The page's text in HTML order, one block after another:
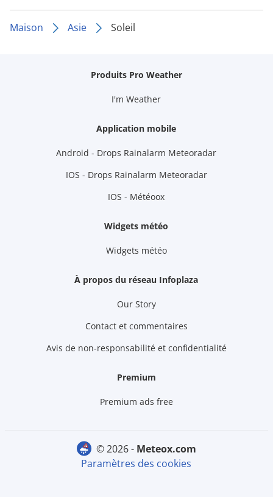
Maison Asie Soleil
Produits Pro Weather
I'm Weather
Application mobile
Android - Drops Rainalarm Meteoradar
IOS - Drops Rainalarm Meteoradar
IOS - Météoox
Widgets météo
Widgets météo
À propos du réseau Infoplaza
Our Story
Contact et commentaires
Avis de non-responsabilité et confidentialité
Premium
Premium ads free
© 2026 -
meteox.com
Paramètres des cookies